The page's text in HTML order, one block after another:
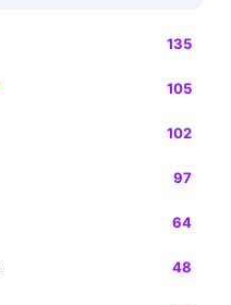
135
105
102
97
64
48